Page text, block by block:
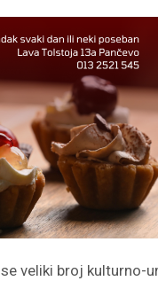
veliki broj kulturno-